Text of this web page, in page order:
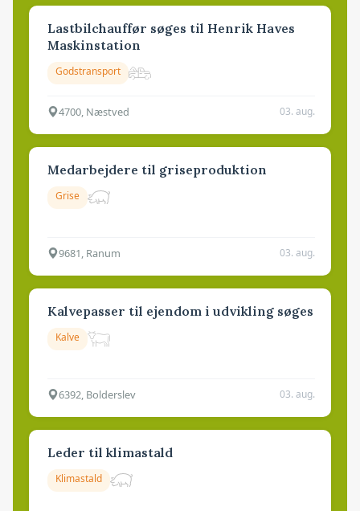
Lastbilchauffør søges til Henrik Haves
Maskinstation
Godstransport
4700, Næstved 03. aug.
Medarbejdere til griseproduktion
Grise
9681, Ranum 03. aug.
Kalvepasser til ejendom i udvikling søges
Kalve
6392, Bolderslev 03. aug.
Leder til klimastald
Klimastald